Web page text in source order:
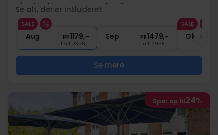
1x 4-retters menu med en flaske vin
1x 1 velkomstdrink
∞ Adgang til pool, sauna og fitness
Se alt, der er inkluderet
SALE
Aug pp1179,-
I alt 2358,-
Sep pp1479,-
I alt 2958,-
SALE
Okt
Se mere
Spar op til24%